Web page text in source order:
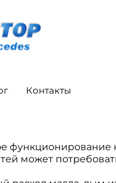
Контакты
может